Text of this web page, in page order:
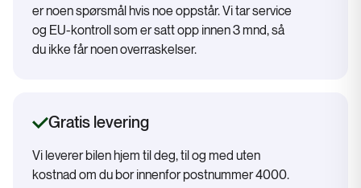
er noen spørsmål hvis noe oppstår. Vi tar service
og EU-kontroll som er satt opp innen 3 mnd, så
du ikke får noen overraskelser.
Gratis levering
Vi leverer bilen hjem til deg, til og med uten
kostnad om du bor innenfor postnummer 4000.